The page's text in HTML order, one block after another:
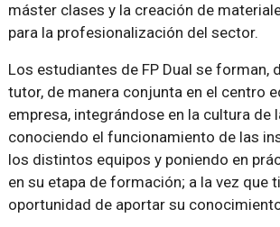
máster clases y la creación de
para la profesionalización del sector.
Los estudiantes de FP Dual se forman,
tutor, de manera conjunta en el centro
empresa, integrándose en la cultura de
conociendo el funcionamiento de las
los distintos equipos y poniendo en
en su etapa de formación; a la vez que
oportunidad de aportar su